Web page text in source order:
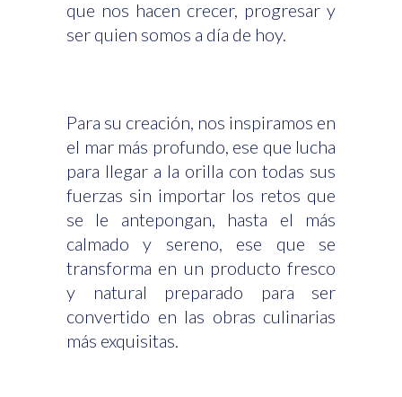
que nos hacen crecer, progresar y
ser quien somos a día de hoy.
Para su creación, nos inspiramos en
el mar más profundo, ese que lucha
para llegar a la orilla con todas sus
fuerzas sin importar los retos que
se le antepongan, hasta el más
calmado y sereno, ese que se
transforma en un producto fresco
y natural preparado para ser
convertido en las obras culinarias
más exquisitas.